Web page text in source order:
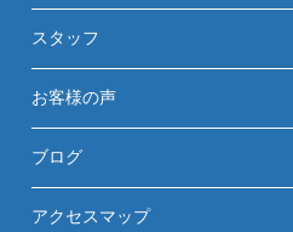
スタッフ
お客様の声
ブログ
アクセスマップ